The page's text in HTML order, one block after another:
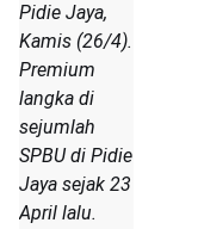
Pidie Jaya,
Kamis (26/4).
Premium
langka di
sejumlah
SPBU di Pidie
Jaya sejak 23
April lalu.